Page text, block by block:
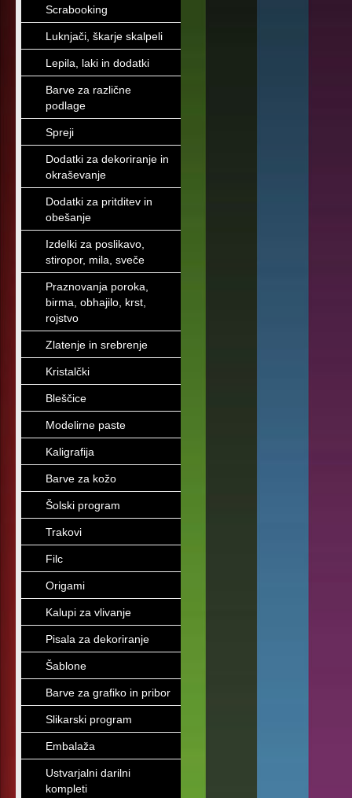
Scrabooking
Luknjači, škarje skalpeli
Lepila, laki in dodatki
Barve za različne
podlage
Spreji
Dodatki za dekoriranje in
okraševanje
Dodatki za pritditev in
obešanje
Izdelki za poslikavo,
stiropor, mila, sveče
Praznovanja poroka,
birma, obhajilo, krst,
rojstvo
Zlatenje in srebrenje
Kristalčki
Bleščice
Modelirne paste
Kaligrafija
Barve za kožo
Šolski program
Trakovi
Filc
Origami
Kalupi za vlivanje
Pisala za dekoriranje
Šablone
Barve za grafiko in pribor
Slikarski program
Embalaža
Ustvarjalni darilni
kompleti